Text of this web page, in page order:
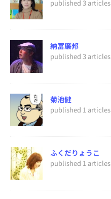
published 3 articles
納富廉邦
published 3 articles
菊池健
published 1 articles
ふくだりょうこ
published 1 articles